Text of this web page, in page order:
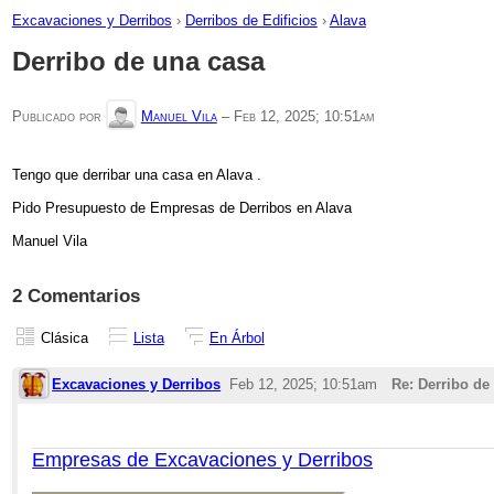
Excavaciones y Derribos › Derribos de Edificios › Alava
Derribo de una casa
Publicado por Manuel Vila– Feb 12, 2025; 10:51am
Tengo que derribar una casa en Alava .
Pido Presupuesto de Empresas de Derribos en Alava
Manuel Vila
2 Comentarios
Clásica Lista En Árbol
Excavaciones y Derribos Feb 12, 2025; 10:51am Re: Derribo
Empresas de Excavaciones y Derribos